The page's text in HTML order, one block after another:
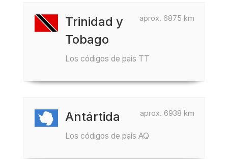
aprox. 6875 km
Trinidad y
Tobago
Los códigos de país TT
aprox. 6938 km
Antártida
Los códigos de país AQ